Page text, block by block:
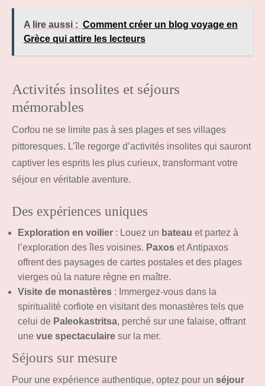
A lire aussi : Comment créer un blog voyage en
Grèce qui attire les lecteurs
Activités insolites et séjours
mémorables
Corfou ne se limite pas à ses plages et ses villages
pittoresques. L’île regorge d’activités insolites qui sauront
captiver les esprits les plus curieux, transformant votre
séjour en véritable aventure.
Des expériences uniques
Exploration en voilier : Louez un bateau et partez à
l’exploration des îles voisines. Paxos et Antipaxos
offrent des paysages de cartes postales et des plages
vierges où la nature règne en maître.
Visite de monastères : Immergez-vous dans la
spiritualité corfiote en visitant des monastères tels que
celui de Paleokastritsa, perché sur une falaise, offrant
une vue spectaculaire sur la mer.
Séjours sur mesure
Pour une expérience authentique, optez pour un séjour